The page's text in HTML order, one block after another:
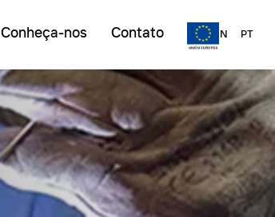
Conheça-nos Contato ES EN PT